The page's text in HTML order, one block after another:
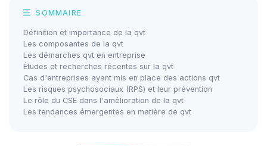
SOMMAIRE
Définition et importance de la qvt
Les composantes de la qvt
Les démarches qvt en entreprise
Études et recherches récentes sur la qvt
Cas d'entreprises ayant mis en place des actions qvt
Les risques psychosociaux (RPS) et leur prévention
Le rôle du CSE dans l'amélioration de la qvt
Les tendances émergentes en matière de qvt